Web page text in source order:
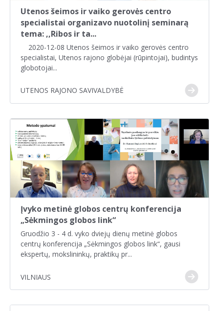
Utenos šeimos ir vaiko gerovės centro
specialistai organizavo nuotolinį seminarą
tema: ,,Ribos ir ta...
2020-12-08 Utenos šeimos ir vaiko gerovės centro
specialistai, Utenos rajono globėjai (rūpintojai), budintys
globotojai...
UTENOS RAJONO SAVIVALDYBĖ
Įvyko metinė globos centrų konferencija
„Sėkmingos globos link“
Gruodžio 3 - 4 d. vyko dviejų dienų metinė globos
centrų konferencija „Sėkmingos globos link“, gausi
ekspertų, mokslininkų, praktikų pr...
VILNIAUS